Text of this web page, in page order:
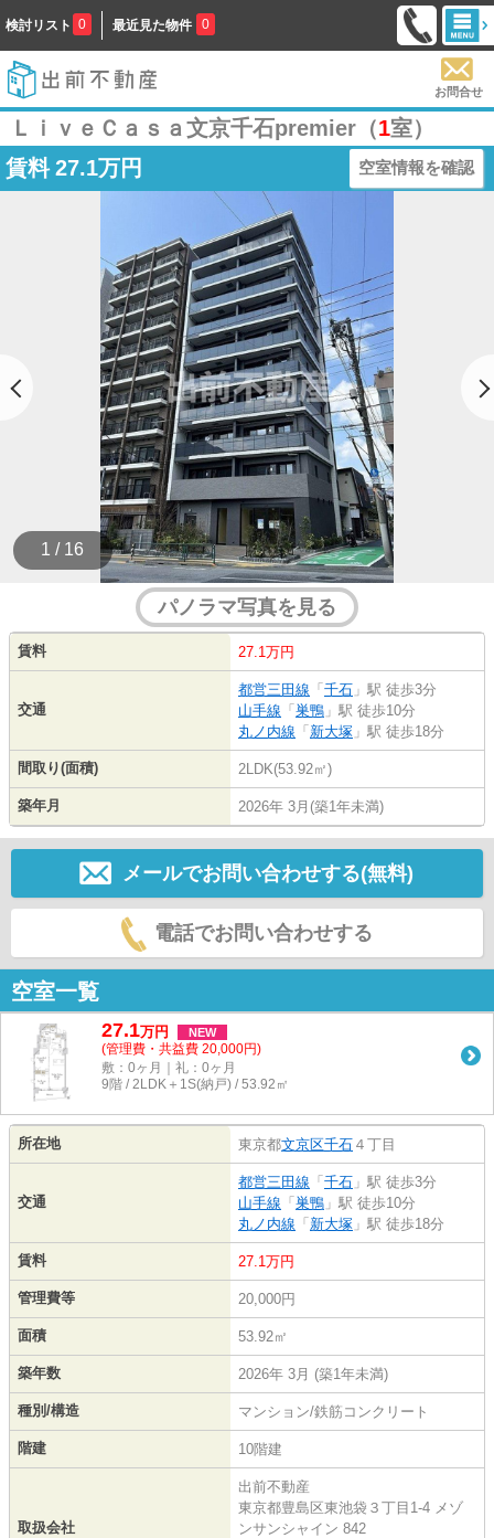
検討リスト 0 最近見た物件 0
お問合せ
ＬｉｖｅＣａｓａ文京千石premier（1室）
賃料 27.1万円 空室情報を確認
1 / 16
パノラマ写真を見る
賃料 27.1万円
交通
都営三田線 「 千石 」駅 徒歩3分
山手線 「 巣鴨 」駅 徒歩10分
丸ノ内線 「 新大塚 」駅 徒歩18分
間取り(面積) 2LDK(53.92㎡)
築年月 2026年 3月(築1年未満)
メールでお問い合わせする(無料)
電話でお問い合わせする
空室一覧
27.1万円 NEW
(管理費・共益費 20,000円)
敷：0ヶ月｜礼：0ヶ月
9階 / 2LDK＋1S(納戸) / 53.92㎡
所在地 東京都文京区千石 ４丁目
交通
都営三田線 「 千石 」駅 徒歩3分
山手線 「 巣鴨 」駅 徒歩10分
丸ノ内線 「 新大塚 」駅 徒歩18分
賃料 27.1万円
管理費等 20,000円
面積 53.92㎡
築年数 2026年 3月 (築1年未満)
種別/構造 マンション/鉄筋コンクリート
階建 10階建
取扱会社
出前不動産
東京都豊島区東池袋３丁目1-4 メゾ
ンサンシャイン 842